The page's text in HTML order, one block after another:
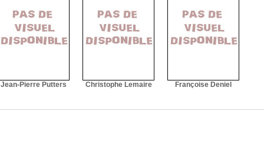
Jean-Pierre Putters Christophe Lemaire Françoise Deniel